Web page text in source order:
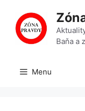
obsah
Baňa a
Menu